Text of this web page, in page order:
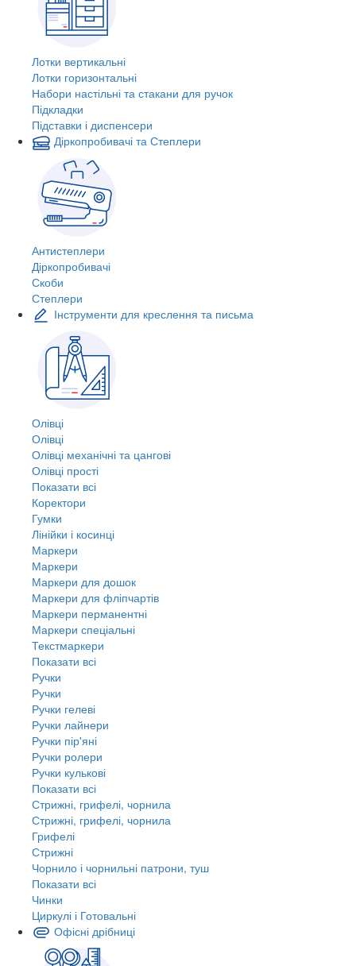
Лотки вертикальні
Лотки горизонтальні
Набори настільні та стакани для ручок
Підкладки
Підставки і диспенсери
Діркопробивачі та Степлери
Антистеплери
Діркопробивачі
Скоби
Степлери
Інструменти для креслення та письма
Олівці
Олівці
Олівці механічні та цангові
Олівці прості
Показати всі
Коректори
Гумки
Лінійки і косинці
Маркери
Маркери
Маркери для дошок
Маркери для фліпчартів
Маркери перманентні
Маркери спеціальні
Текстмаркери
Показати всі
Ручки
Ручки
Ручки гелеві
Ручки лайнери
Ручки пір'яні
Ручки ролери
Ручки кулькові
Показати всі
Стрижні, грифелі, чорнила
Стрижні, грифелі, чорнила
Грифелі
Стрижні
Чорнило і чорнильні патрони, туш
Показати всі
Чинки
Циркулі і Готовальні
Офісні дрібниці